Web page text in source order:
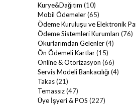
Kurye&Dağıtım (10)
Mobil Ödemeler(65)
Ödeme Kuruluşu ve Elektronik
Ödeme Sistemleri Kurumları (76)
Okurlarımdan Gelenler(4)
Ön Ödemeli Kartlar(15)
Online & Otorizasyon (66)
Servis Modeli Bankacılığı (4)
Takas(21)
Temassız(47)
Üye İşyeri & POS (227)